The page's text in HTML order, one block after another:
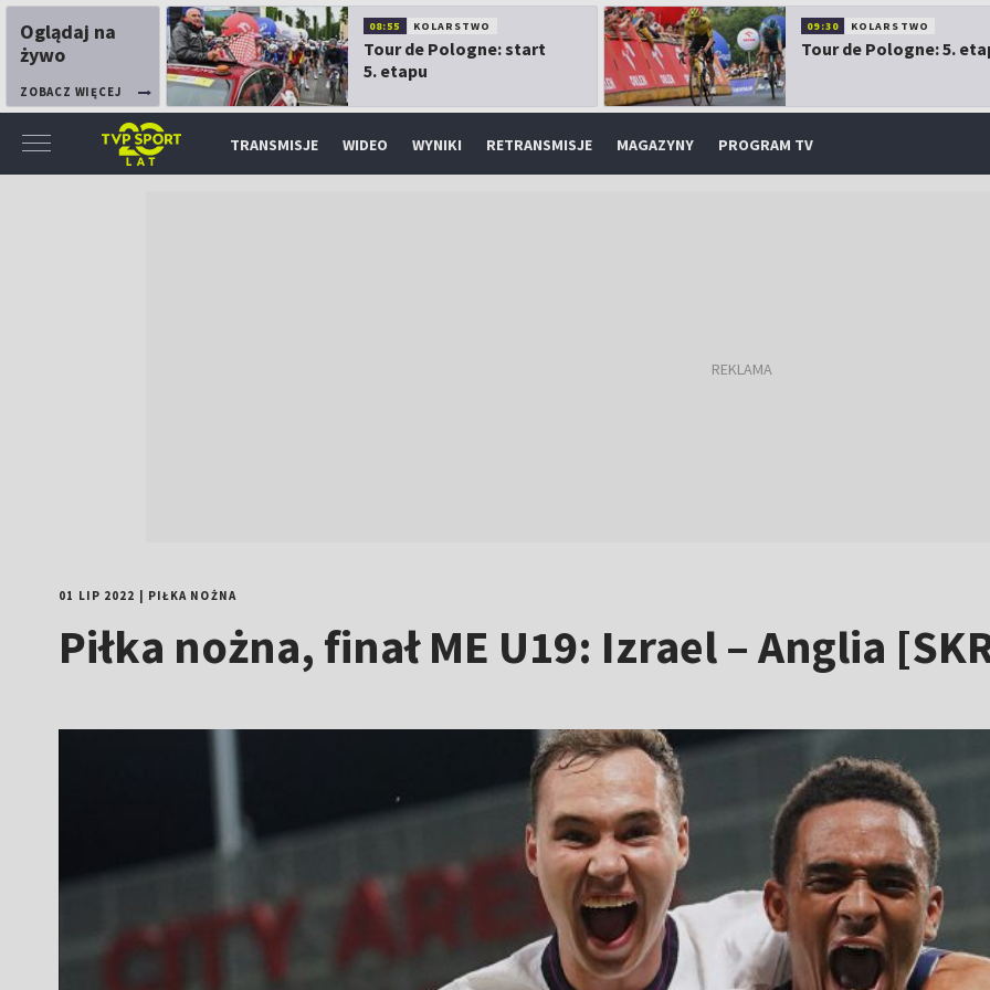
Oglądaj na
żywo
ZOBACZ WIĘCEJ
08:55 KOLARSTWO
Tour de Pologne: start
5. etapu
09:30 KOLARSTWO
Tour de Pologne: 5.
TRANSMISJE WIDEO WYNIKI RETRANSMISJE MAGAZYNY PROGRAM TV
01 LIP 2022 PIŁKA NOŻNA
Piłka nożna, finał ME U19: Izrael – Anglia